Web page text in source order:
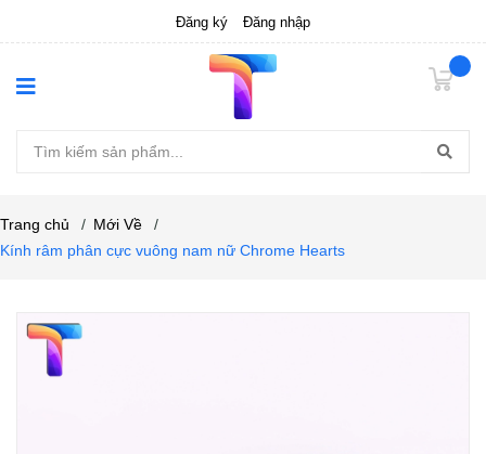
Đăng ký Đăng nhập
Trang chủ / Mới Về
/
Kính râm phân cực vuông nam nữ Chrome Hearts